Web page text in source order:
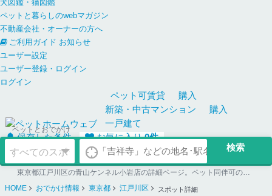
犬図鑑・猫図鑑
ペットと暮らしのwebマガジン
不動産会社・オーナーの方へ
ご利用ガイド お知らせ
ユーザー設定
ユーザー登録・ログイン
ログイン
ペット可賃貸
購入
新築・中古マンション
購入
一戸建て
保存した条件
お気に入り0件
ペットとおでかけ
東京都江戸川区の青山ケンネル小岩店の詳細ページ。ペット同伴可のお店探しならペットホームウェブ。ペット可賃貸のお部屋探し、ペット可マンション購入のご検討時にもご利用ください。
HOME
おでかけ情報 東京都 江戸川区 スポット詳細